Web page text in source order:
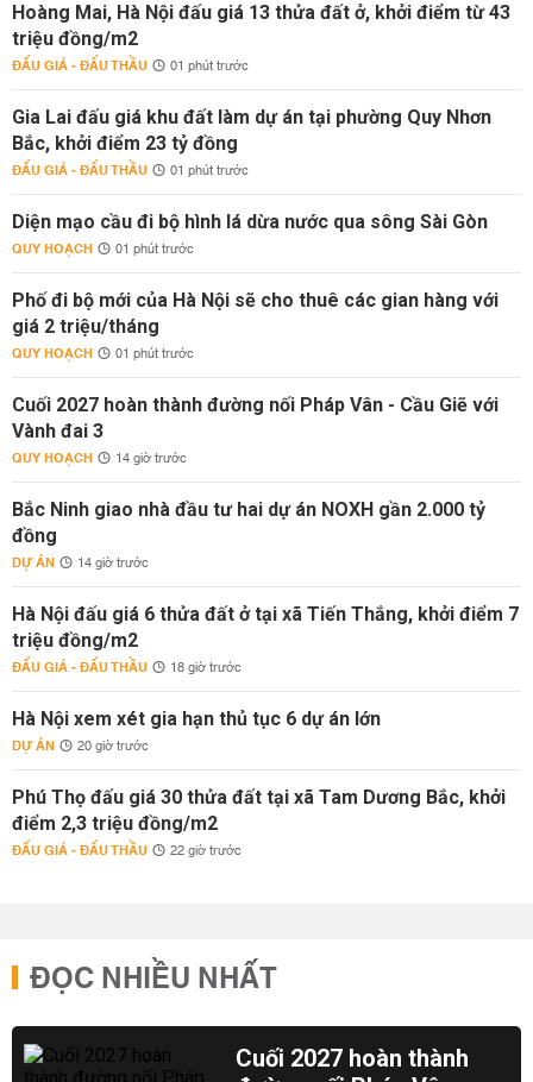
Hoàng Mai, Hà Nội đấu giá 13 thửa đất ở, khởi điểm từ 43
triệu đồng/m2
ĐẤU GIÁ - ĐẤU THẦU 01 phút trước
Gia Lai đấu giá khu đất làm dự án tại phường Quy Nhơn
Bắc, khởi điểm 23 tỷ đồng
ĐẤU GIÁ - ĐẤU THẦU 01 phút trước
Diện mạo cầu đi bộ hình lá dừa nước qua sông Sài Gòn
QUY HOẠCH 01 phút trước
Phố đi bộ mới của Hà Nội sẽ cho thuê các gian hàng với
giá 2 triệu/tháng
QUY HOẠCH 01 phút trước
Cuối 2027 hoàn thành đường nối Pháp Vân - Cầu Giẽ với
Vành đai 3
QUY HOẠCH 14 giờ trước
Bắc Ninh giao nhà đầu tư hai dự án NOXH gần 2.000 tỷ
đồng
DỰ ÁN 14 giờ trước
Hà Nội đấu giá 6 thửa đất ở tại xã Tiến Thắng, khởi điểm 7
triệu đồng/m2
ĐẤU GIÁ - ĐẤU THẦU 18 giờ trước
Hà Nội xem xét gia hạn thủ tục 6 dự án lớn
DỰ ÁN 20 giờ trước
Phú Thọ đấu giá 30 thửa đất tại xã Tam Dương Bắc, khởi
điểm 2,3 triệu đồng/m2
ĐẤU GIÁ - ĐẤU THẦU 22 giờ trước
ĐỌC NHIỀU NHẤT
Cuối 2027 hoàn thành